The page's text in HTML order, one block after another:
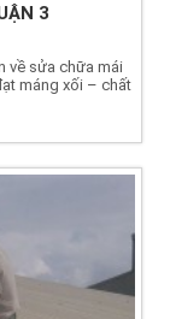
3
về sửa chữa mái
máng xối – chất